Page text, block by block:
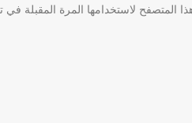
المتصفح لاستخدامها المرة المقبلة في